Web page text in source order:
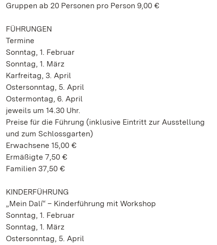
Gruppen ab 20 Personen pro Person 9,00 €
FÜHRUNGEN
Termine
Sonntag, 1. Februar
Sonntag, 1. März
Karfreitag, 3. April
Ostersonntag, 5. April
Ostermontag, 6. April
jeweils um 14.30 Uhr.
Preise für die Führung (inklusive Eintritt zur Ausstellung
und zum Schlossgarten)
Erwachsene 15,00 €
Ermäßigte 7,50 €
Familien 37,50 €
KINDERFÜHRUNG
„Mein Dalí“ – Kinderführung mit Workshop
Sonntag, 1. Februar
Sonntag, 1. März
Ostersonntag, 5. April